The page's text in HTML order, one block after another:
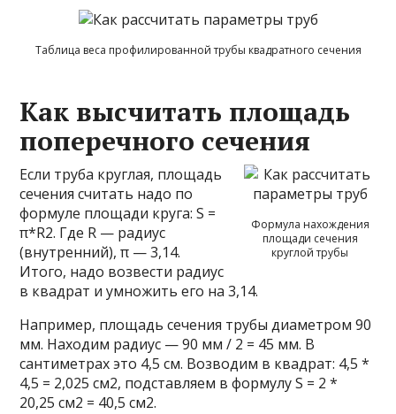
Таблица веса профилированной трубы квадратного сечения
Как высчитать площадь
поперечного сечения
Формула нахождения
площади сечения
круглой трубы
Если труба круглая, площадь
сечения считать надо по
формуле площади круга: S =
π*R2. Где R — радиус
(внутренний), π — 3,14.
Итого, надо возвести радиус
в квадрат и умножить его на 3,14.
Например, площадь сечения трубы диаметром 90
мм. Находим радиус — 90 мм / 2 = 45 мм. В
сантиметрах это 4,5 см. Возводим в квадрат: 4,5 *
4,5 = 2,025 см2, подставляем в формулу S = 2 *
20,25 см2 = 40,5 см2.